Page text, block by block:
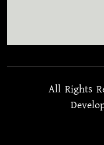
All Rights